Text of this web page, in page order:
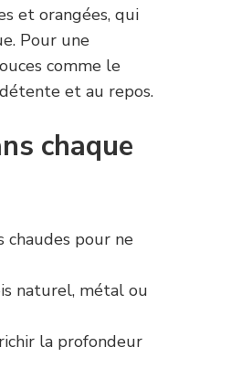
et orangées, qui
Pour une
comme le
et au repos.
chaque
chaudes pour ne
naturel, métal ou
la profondeur